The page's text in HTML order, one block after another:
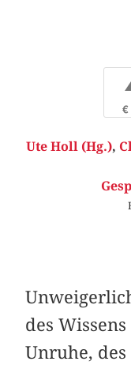
€
Ute Holl (Hg.),
des
Unruhe,